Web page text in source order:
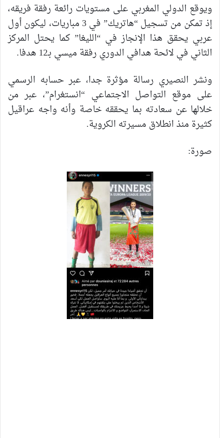
ويوقع الدولي المغربي على مستويات رائعة رفقة فريقه،
إذ تمكن من تسجيل “هاتريك” في 3 مباريات، ليكون أول
عربي يحقق هذا الإنجاز في “الليغا” كما يحتل المركز
الثاني في لائحة هدافي الدوري رفقة ميسي بـ12 هدفا.
ونشر النصيري رسالة مؤثرة جدا، عبر حسابه الرسمي
على موقع التواصل الاجتماعي “انستغرام”، عبر من
خلالها عن سعادته بما يحققه خاصة وأنه واجه عراقيل
كثيرة منذ انطلاق مسيرته الكروية.
صورة: